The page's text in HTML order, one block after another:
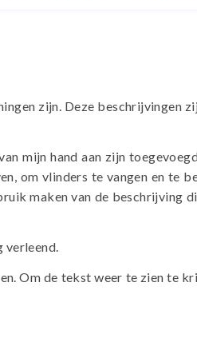
zijn. Deze beschrijvingen
mijn hand aan zijn
om vlinders te vangen en te
maken van de beschrijving
verleend.
Om de tekst weer te zien te